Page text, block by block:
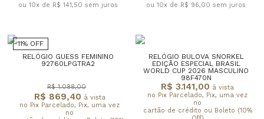
ou 10x de R$ 141,50 sem juros ou 10x de R$ 96,00 sem juros
11% OFF
RELÓGIO GUESS FEMININO
92760LPGTRA2
R$ 869,40 à vista
no Pix Parcelado, Pix, uma vez
no
R$ 1.088,00
RELÓGIO BULOVA SNORKEL
EDIÇÃO ESPECIAL BRASIL
WORLD CUP 2026 MASCULINO
98F470N
R$ 3.141,00 à vista
no Pix Parcelado, Pix, uma vez
no
cartão de crédito ou Boleto (10%